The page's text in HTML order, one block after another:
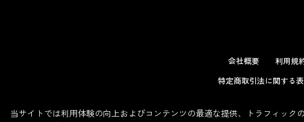
会社概要 利用規
特定商取引法に関する
当サイトでは利用体験の向上およびコンテンツの最適な提供、トラフィック